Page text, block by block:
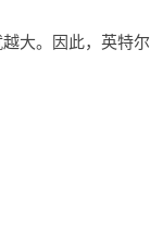
大。因此，英特